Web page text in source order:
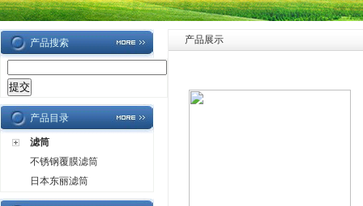
产品搜索
产品目录
滤筒
不锈钢覆膜滤筒
日本东丽滤筒
产品展示